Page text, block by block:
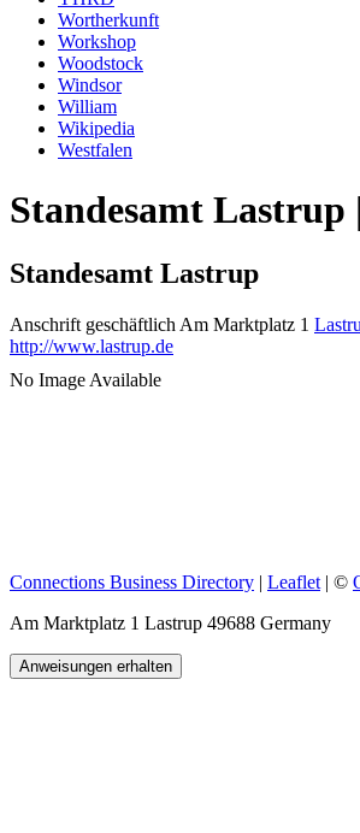
Wortherkunft
Workshop
Woodstock
Windsor
William
Wikipedia
Westfalen
Standesamt Lastrup
Standesamt Lastrup
Anschrift geschäftlich Am Marktplatz 1
http://www.lastrup.de
No Image Available
Connections Business Directory | Leaflet | ©
Am Marktplatz 1 Lastrup 49688 Germany
Anweisungen erhalten